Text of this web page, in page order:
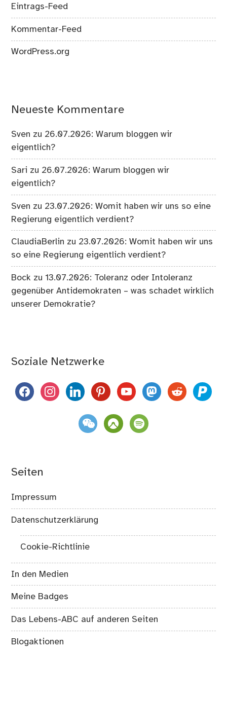
Eintrags-Feed
Kommentar-Feed
WordPress.org
Neueste Kommentare
Sven zu 26.07.2026: Warum bloggen wir
eigentlich?
Sari zu 26.07.2026: Warum bloggen wir
eigentlich?
Sven zu 23.07.2026: Womit haben wir uns so eine
Regierung eigentlich verdient?
ClaudiaBerlin zu 23.07.2026: Womit haben wir uns
so eine Regierung eigentlich verdient?
Bock zu13.07.2026: Toleranz oder Intoleranz
gegenüber Antidemokraten – was schadet wirklich
unserer Demokratie?
Soziale Netzwerke
facebookinstagramlinkedinpinterestyoutubemastodon
reddit paypal
weixin komootspotify
Seiten
Impressum
Datenschutzerklärung
Cookie-Richtlinie
In den Medien
Meine Badges
Das Lebens-ABC auf anderen Seiten
Blogaktionen